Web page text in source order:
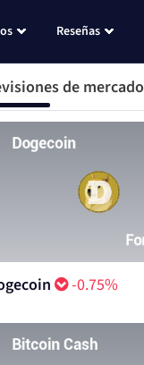
Reseñas
de mercado
-0.75%